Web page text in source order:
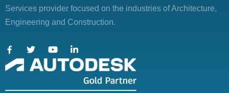
Services provider focused on the industries of Architecture,
Engineering and Construction.